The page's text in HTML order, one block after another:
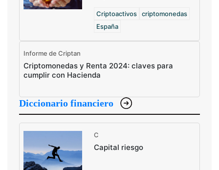
Criptoactivos
criptomonedas
España
Informe de Criptan
Criptomonedas y Renta 2024: claves para
cumplir con Hacienda
Diccionario financiero
C
Capital riesgo